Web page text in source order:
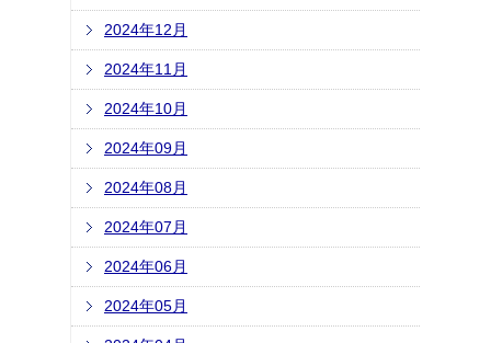
2024年12月
2024年11月
2024年10月
2024年09月
2024年08月
2024年07月
2024年06月
2024年05月